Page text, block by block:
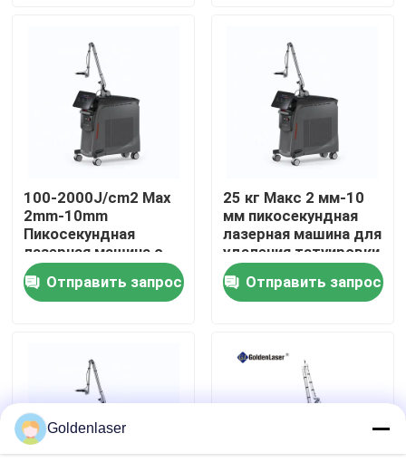
VR - шоу
Путешествие фабрики
Проверка качества
Новости
100-2000J/cm2 Max
2mm-10mm
Пикосекундная
лазерная машина с
12-дюймовым
экраном
Отправить запрос
25 кг Макс 2 мм-10
мм пикосекундная
лазерная машина для
удаления татуировки
с длиной волны 532
нм\\1064 нм\\755 нм
Отправить запрос
Goldenlaser